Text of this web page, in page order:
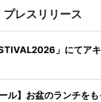
プレスリリース
」にてア
ル】お盆のランチを